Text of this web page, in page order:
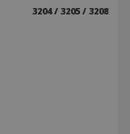
3204 / 3205 / 3208